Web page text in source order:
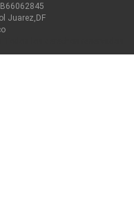
B66062845
Juarez,DF